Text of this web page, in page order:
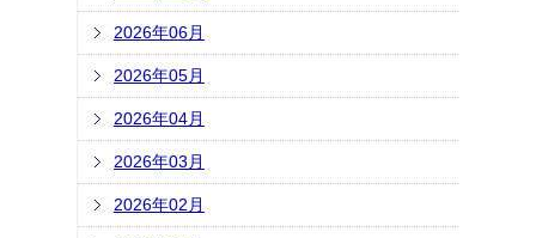
2026年06月
2026年05月
2026年04月
2026年03月
2026年02月